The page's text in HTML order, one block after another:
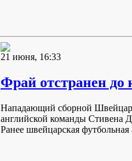
21 июня, 16:33
Фрай отстранен до
Нападающий сборной
английской команды Стивена
Ранее швейцарская